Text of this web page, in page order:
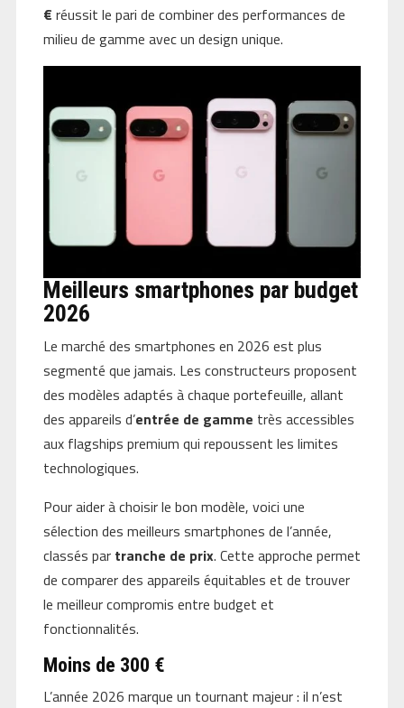
€ réussit le pari de combiner des performances de
milieu de gamme avec un design unique.
Meilleurs smartphones par budget
2026
Le marché des smartphones en 2026 est plus
segmenté que jamais. Les constructeurs proposent
des modèles adaptés à chaque portefeuille, allant
des appareils d’entrée de gamme très accessibles
aux flagships premium qui repoussent les limites
technologiques.
Pour aider à choisir le bon modèle, voici une
sélection des meilleurs smartphones de l’année,
classés par tranche de prix. Cette approche permet
de comparer des appareils équitables et de trouver
le meilleur compromis entre budget et
fonctionnalités.
Moins de 300 €
L’année 2026 marque un tournant majeur : il n’est